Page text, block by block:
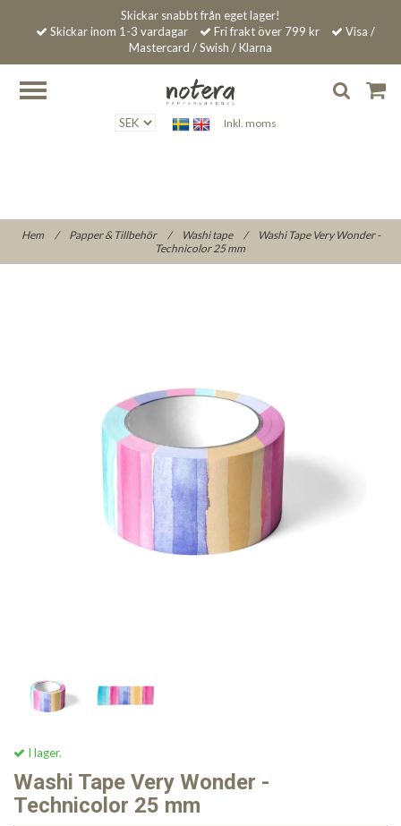
Skickar snabbt från eget lager!
Skickar inom 1-3 vardagar
Fri frakt över 799 kr
Visa /
Mastercard / Swish / Klarna
Inkl. moms
Hem / Papper & Tillbehör / Washi tape /
Washi Tape Very Wonder -
Technicolor 25 mm
I lager.
Washi Tape Very Wonder -
Technicolor 25 mm